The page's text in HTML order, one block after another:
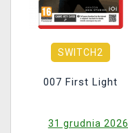
SWITCH2
007 First Light
31 grudnia 2026